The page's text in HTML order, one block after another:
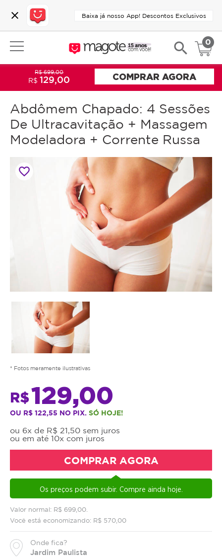
close Baixa já nosso App! Descontos Exclusivos
search 0
Abdômem Chapado: 4 Sessões
De Ultracavitação + Massagem
Modeladora + Corrente Russa
favorite_border
* Fotos meramente ilustrativas
Valor normal: R$ 699,00.
Você está economizando: R$ 570,00
Onde fica?
Jardim Paulista
R$129,00
OU R$ 122,55 NO PIX. SÓ HOJE!
ou 6x de R$ 21,50 sem juros
ou em até 10x com juros
COMPRAR AGORA
Os preços podem subir. Compre ainda hoje.
R$ 699,00
R$129,00 COMPRAR AGORA